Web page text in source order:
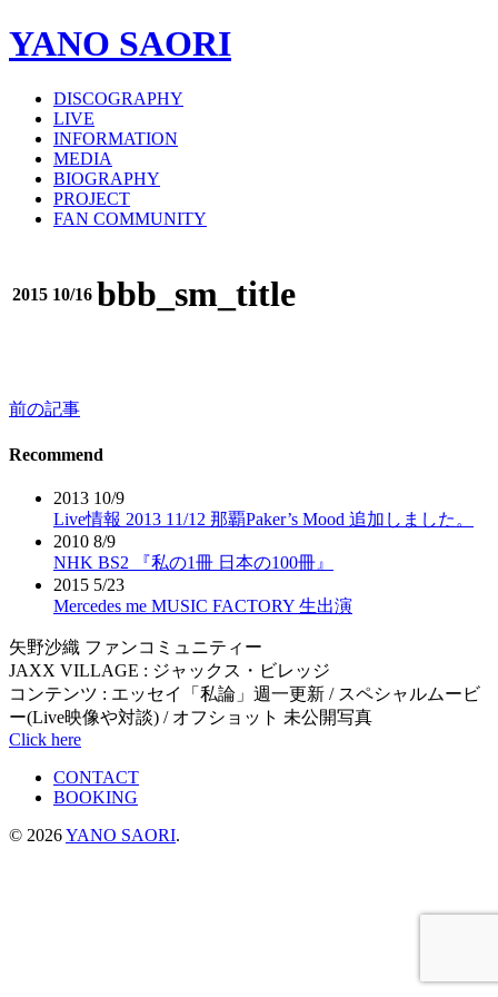
YANO SAORI
DISCOGRAPHY
LIVE
INFORMATION
MEDIA
BIOGRAPHY
PROJECT
FAN COMMUNITY
2015 10/16 bbb_sm_title
投
稿
ョ
ン
前の記事
Recommend
2013 10/9
Live情報 2013 11/12 那覇Paker’s Mood 追加しました。
2010 8/9
NHK BS2 『私の1冊 日本の100冊』
2015 5/23
Mercedes me MUSIC FACTORY 生出演
矢野沙織 ファンコミュニティー
JAXX VILLAGE : ジャックス・ビレッジ
コンテンツ : エッセイ「私論」週一更新 / スペシャルムービ
ー(Live映像や対談) / オフショット 未公開写真
Click here
CONTACT
BOOKING
© 2026YANO SAORI.